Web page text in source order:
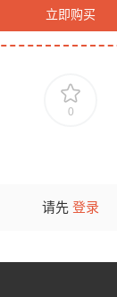
立即购买
0
请先 登录